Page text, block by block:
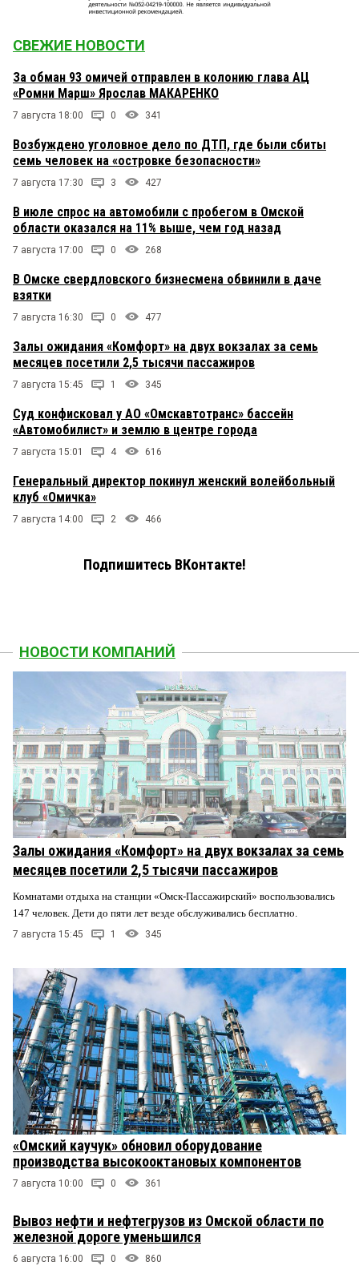
СВЕЖИЕ НОВОСТИ
За обман 93 омичей отправлен в колонию глава АЦ
«Ромни Марш» Ярослав МАКАРЕНКО
7 августа 18:00 0 341
Возбуждено уголовное дело по ДТП, где были сбиты
семь человек на «островке безопасности»
7 августа 17:30 3 427
В июле спрос на автомобили с пробегом в Омской
области оказался на 11% выше, чем год назад
7 августа 17:00 0 268
В Омске свердловского бизнесмена обвинили в даче
взятки
7 августа 16:30 0 477
Залы ожидания «Комфорт» на двух вокзалах за семь
месяцев посетили 2,5 тысячи пассажиров
7 августа 15:45 1 345
Суд конфисковал у АО «Омскавтотранс» бассейн
«Автомобилист» и землю в центре города
7 августа 15:01 4 616
Генеральный директор покинул женский волейбольный
клуб «Омичка»
7 августа 14:00 2 466
Подпишитесь ВКонтакте!
НОВОСТИ КОМПАНИЙ
Залы ожидания «Комфорт» на двух вокзалах за семь
месяцев посетили 2,5 тысячи пассажиров
Комнатами отдыха на станции «Омск-Пассажирский» воспользовались
147 человек. Дети до пяти лет везде обслуживались бесплатно.
7 августа 15:45 1 345
«Омский каучук» обновил оборудование
производства высокооктановых компонентов
7 августа 10:00 0 361
Вывоз нефти и нефтегрузов из Омской области по
железной дороге уменьшился
6 августа 16:00 0 860